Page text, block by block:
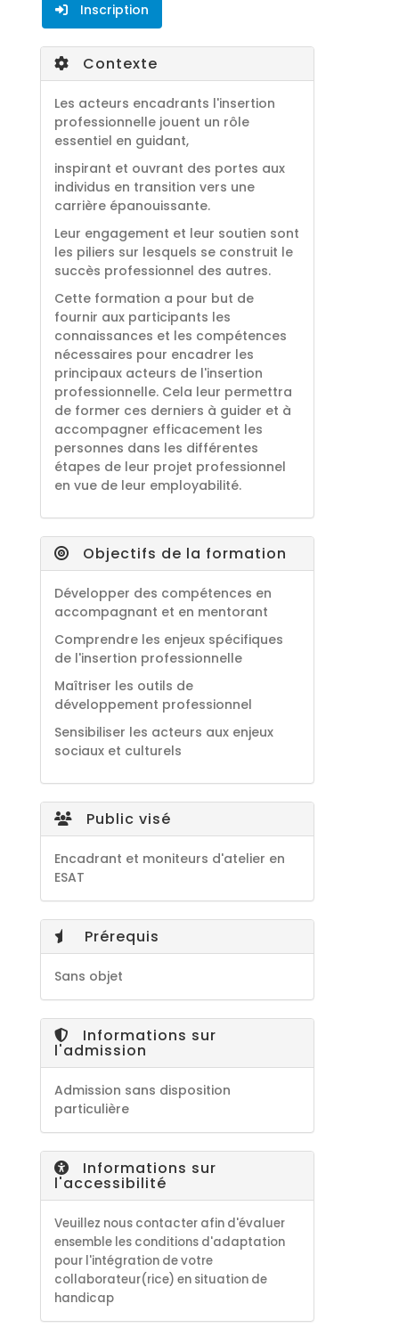
Inscription
Contexte
Les acteurs encadrants l'insertion
professionnelle jouent un rôle
essentiel en guidant,
inspirant et ouvrant des portes aux
individus en transition vers une
carrière épanouissante.
Leur engagement et leur soutien sont
les piliers sur lesquels se construit le
succès professionnel des autres.
Cette formation a pour but de
fournir aux participants les
connaissances et les compétences
nécessaires pour encadrer les
principaux acteurs de l'insertion
professionnelle. Cela leur permettra
de former ces derniers à guider et à
accompagner efficacement les
personnes dans les différentes
étapes de leur projet professionnel
en vue de leur employabilité.
Objectifs de la formation
Développer des compétences en
accompagnant et en mentorant
Comprendre les enjeux spécifiques
de l'insertion professionnelle
Maîtriser les outils de
développement professionnel
Sensibiliser les acteurs aux enjeux
sociaux et culturels
Public visé
Encadrant et moniteurs d'atelier en
ESAT
Prérequis
Sans objet
Informations sur
l'admission
Admission sans disposition
particulière
Informations sur
l'accessibilité
Veuillez nous contacter afin d'évaluer
ensemble les conditions d'adaptation
pour l'intégration de votre
collaborateur(rice) en situation de
handicap